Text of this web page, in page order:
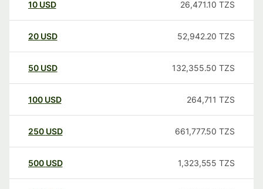
10 USD 26,471.10 TZS
20 USD 52,942.20 TZS
50 USD 132,355.50 TZS
100 USD 264,711 TZS
250 USD 661,777.50 TZS
500 USD 1,323,555 TZS